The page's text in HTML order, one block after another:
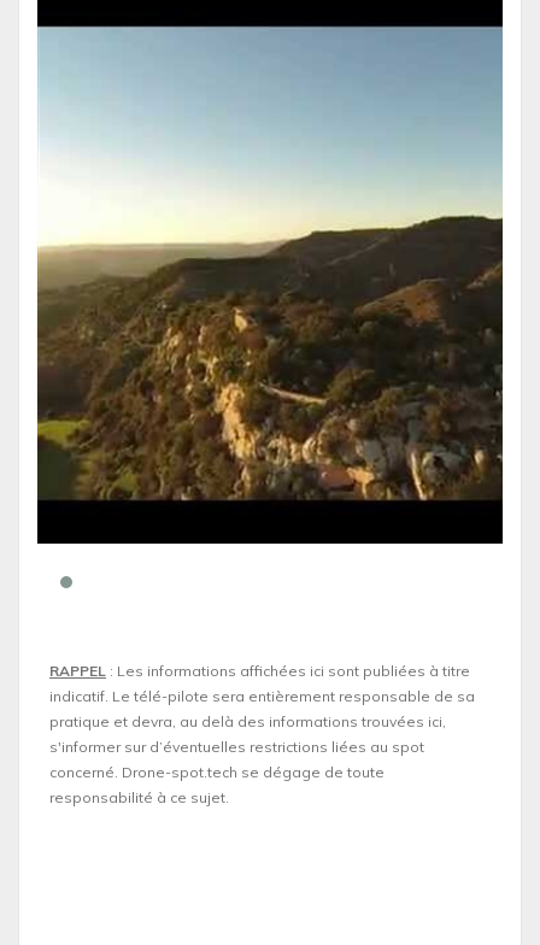
RAPPEL : Les informations affichées ici sont publiées à titre
indicatif. Le télé-pilote sera entièrement responsable de sa
pratique et devra, au delà des informations trouvées ici,
s'informer sur d’éventuelles restrictions liées au spot
concerné. Drone-spot.tech se dégage de toute
responsabilité à ce sujet.